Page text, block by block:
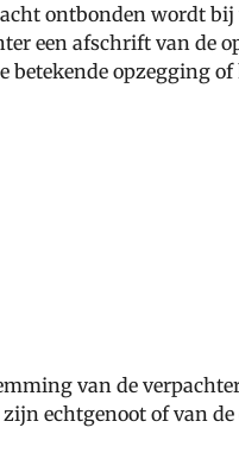
ontbonden wordt
een afschrift van de
betekende opzegging of
van de
echtgenoot of van de